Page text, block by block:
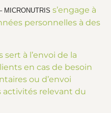
MICRONUTRIS s’engage à
personnelles à des
à l’envoi de la
en cas de besoin
ou d’envoi
activités relevant du